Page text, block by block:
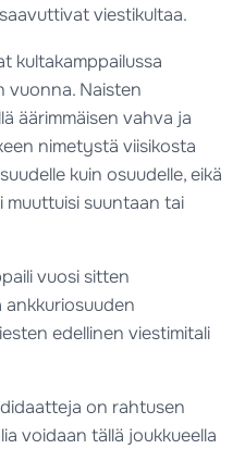
viestikultaa.
kultakamppailussa
vuonna. Naisten
äärimmäisen vahva ja
nimetystä viisikosta
kuin osuudelle, eikä
suuntaan tai
vuosi sitten
ankkuriosuuden
edellinen viestimitali
on rahtusen
voidaan tällä joukkueella